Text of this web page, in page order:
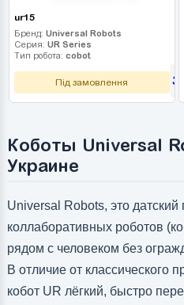
ur15
Бренд: Universal Robots
Серия: UR Series
Тип робота: cobot
Під замовлення 3
Коботы Universal
Украине
Universal Robots, это датский
коллаборативных роботов
рядом с человеком без
В отличие от классического
кобот UR лёгкий, быстро